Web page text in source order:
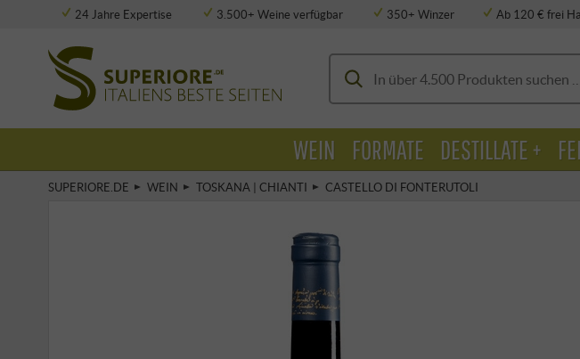
24 Jahre Expertise 3.500+ Weine verfügbar 350+ Winzer Ab 120 € frei
SUPERIORE.DE WEIN TOSKANA | CHIANTI CASTELLO DI FONTERUTOLI
WEIN FORMATE DESTILLATE +